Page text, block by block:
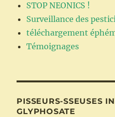
STOP NEONICS !
Surveillance des
téléchargement
Témoignages
PISSEURS-SSEUSES
GLYPHOSATE